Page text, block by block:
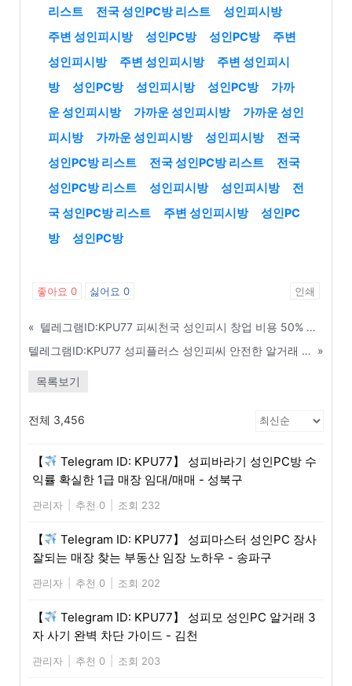
리스트
전국 성인PC방 리스트
성인피시방
주변 성인피시방
성인PC방 성인PC방
주변
성인피시방
주변 성인피시방
주변 성인피시
방
성인PC방 성인피시방 성인PC방
가까
운 성인피시방
가까운 성인피시방
가까운 성인
피시방
가까운 성인피시방 성인피시방
전국
성인PC방 리스트
전국 성인PC방 리스트
전국
성인PC방 리스트
성인피시방 성인피시방
전
국 성인PC방 리스트
주변 성인피시방
성인PC
방
성인PC방
좋아요 0 싫어요 0 인쇄
«
텔레그램ID:KPU77 피씨천국 성인피시 창업 비용 50% 절감하는 중고 PC 매입 팁 - 사천
텔레그램ID:KPU77 성피플러스 성인피씨 안전한 알거래 및 현금화 수수료 정보 - 종로구
»
목록보기
전체 3,456
【
Telegram ID: KPU77】 성피바라기 성인PC방 수
익률 확실한 1급 매장 임대/매매 - 성북구
관리자 추천 0 조회 232
【
Telegram ID: KPU77】 성피마스터 성인PC 장사
잘되는 매장 찾는 부동산 임장 노하우 - 송파구
관리자 추천 0 조회 202
【
Telegram ID: KPU77】 성피모 성인PC 알거래 3
자 사기 완벽 차단 가이드 - 김천
관리자 추천 0 조회 203